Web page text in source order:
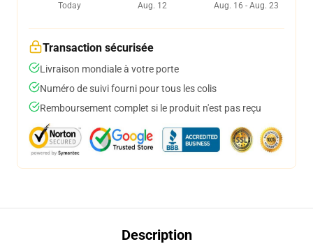
Today
Aug. 12
Aug. 16 - Aug. 23
Transaction sécurisée
Livraison mondiale à votre porte
Numéro de suivi fourni pour tous les colis
Remboursement complet si le produit n'est pas reçu
Description